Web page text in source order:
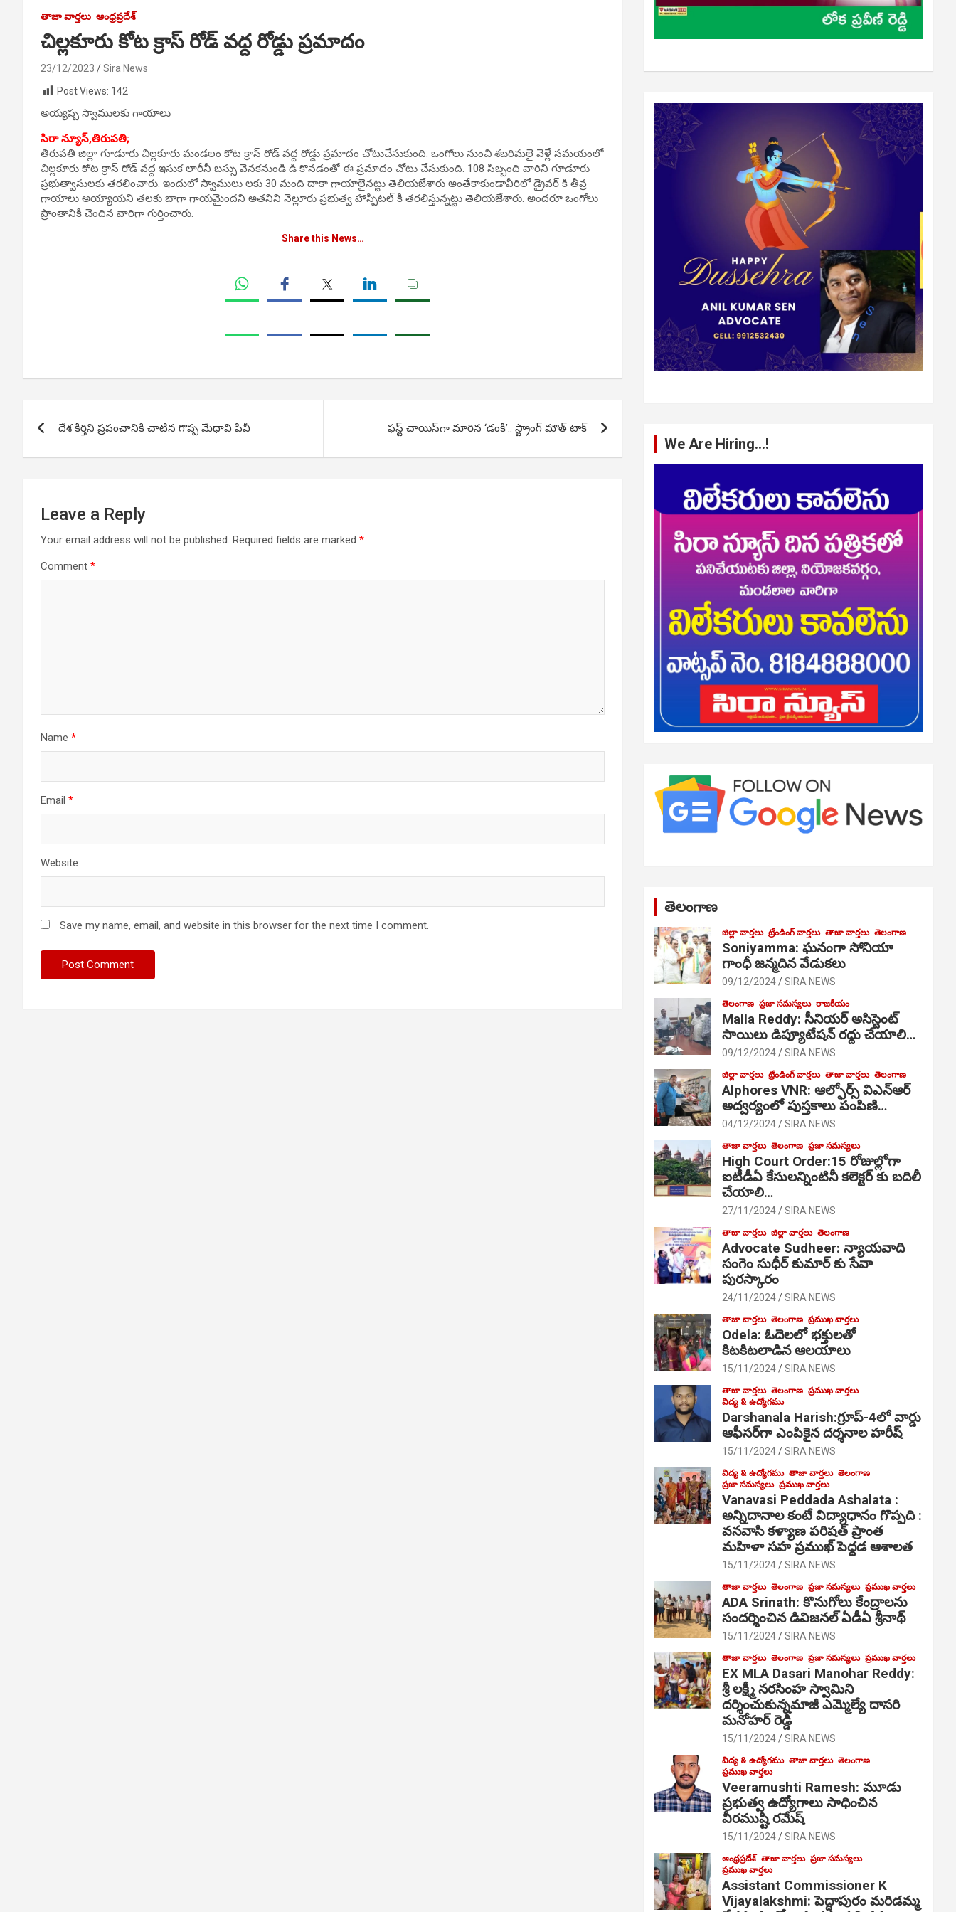
తాజా వార్తలు ఆంధ్రప్రదేశ్
చిల్లకూరు కోట క్రాస్ రోడ్ వద్ద రోడ్డు ప్రమాదం
23/12/2023
Sira News
Post Views: 142
అయ్యప్ప స్వాములకు గాయాలు
సిరా న్యూస్,తిరుపతి;
తిరుపతి జిల్లా గూడూరు చిల్లకూరు మండలం కోట క్రాస్ రోడ్ వద్ద రోడ్డు ప్రమాదం చోటుచేసుకుంది. ఒంగోలు నుంచి శబరిమలై వెళ్లే సమయంలో
చిల్లకూరు కోట క్రాస్ రోడ్ వద్ద ఇసుక లారీనీ బస్సు వెనకనుండి డి కొనడంతో ఈ ప్రమాదం చోటు చేసుకుంది. 108 సిబ్బంది వారిని గూడూరు
ప్రభుత్వాసులకు తరలించారు. ఇందులో స్వాములు లకు 30 మంది దాకా గాయాలైనట్టు తెలియజేశారు అంతేకాకుండావీరిలో డ్రైవర్ కి తీవ్ర
గాయాలు అయ్యాయని తలకు బాగా గాయమైందని అతనిని నెల్లూరు ప్రభుత్వ హాస్పిటల్ కి తరలిస్తున్నట్టు తెలియజేశారు. అందరూ ఒంగోలు
ప్రాంతానికి చెందిన వారిగా గుర్తించారు.
Share this News…
navigation
దేశ కీర్తిని ప్రపంచానికి చాటిన గొప్ప మేధావి పీవీ ఫస్ట్ చాయిస్‌గా మారిన ‘డంకీ’.. స్ట్రాంగ్ మౌత్ టాక్
Leave a Reply
Your email address will not be published. Required fields are marked *
Comment *
Name *
Email *
Website
Save my name, email, and website in this browser for the next time I comment.
We Are Hiring…!
తెలంగాణ
జిల్లా వార్తలు ట్రేండింగ్ వార్తలు తాజా వార్తలు తెలంగాణ
Soniyamma: ఘ‌నంగా సోనియా
గాంధీ జ‌న్మ‌దిన వేడుక‌లు
09/12/2024 SIRA NEWS
తెలంగాణ ప్రజా సమస్యలు రాజకీయం
Malla Reddy: సీనియర్ అసిస్టెంట్
సాయిలు డిప్యూటేషన్ రద్దు చేయాలి…
09/12/2024 SIRA NEWS
జిల్లా వార్తలు ట్రేండింగ్ వార్తలు తాజా వార్తలు తెలంగాణ
Alphores VNR: ఆల్ఫోర్స్ విఎన్ఆర్
అద్వర్యంలో పుస్తకాలు పంపిణి…
04/12/2024 SIRA NEWS
తాజా వార్తలు తెలంగాణ ప్రజా సమస్యలు
High Court Order:15 రోజుల్లోగా
ఐటీడీఏ కేసులన్నింటినీ కలెక్టర్ కు బదిలీ
చేయాలి…
27/11/2024 SIRA NEWS
తాజా వార్తలు జిల్లా వార్తలు తెలంగాణ
Advocate Sudheer: న్యాయవాది
సంగెం సుధీర్ కుమార్ కు సేవా
పురస్కారం
24/11/2024 SIRA NEWS
తాజా వార్తలు తెలంగాణ ప్రముఖ వార్తలు
Odela: ఓదెల‌లో భక్తులతో
కిటకిటలాడిన ఆల‌యాలు
15/11/2024 SIRA NEWS
తాజా వార్తలు తెలంగాణ ప్రముఖ వార్తలు
విద్య & ఉద్యోగము
Darshanala Harish:గ్రూప్-4లో వార్డు
ఆఫీసర్‌గా ఎంపికైన దర్శనాల హరీష్
15/11/2024 SIRA NEWS
విద్య & ఉద్యోగము తాజా వార్తలు తెలంగాణ
ప్రజా సమస్యలు ప్రముఖ వార్తలు
Vanavasi Peddada Ashalata :
అన్నిదానాల కంటే విద్యాధానం గొప్పది :
వనవాసి కళ్యాణ పరిషత్ ప్రాంత
మహిళా సహ ప్రముఖ్ పెద్దడ ఆశాలత
15/11/2024 SIRA NEWS
తాజా వార్తలు తెలంగాణ ప్రజా సమస్యలు ప్రముఖ వార్తలు
ADA Srinath: కొనుగోలు కేంద్రాల‌ను
సంద‌ర్శించిన డివిజనల్ ఏడీఏ శ్రీనాథ్
15/11/2024 SIRA NEWS
తాజా వార్తలు తెలంగాణ ప్రజా సమస్యలు ప్రముఖ వార్తలు
EX MLA Dasari Manohar Reddy:
శ్రీ లక్ష్మీ నరసింహ స్వామిని
దర్శించుకున్నమాజీ ఎమ్మెల్యే దాసరి
మనోహర్ రెడ్డి
15/11/2024 SIRA NEWS
విద్య & ఉద్యోగము తాజా వార్తలు తెలంగాణ
ప్రముఖ వార్తలు
Veeramushti Ramesh: మూడు
ప్రభుత్వ ఉద్యోగాలు సాధించిన
వీరముష్టి రమేష్
15/11/2024 SIRA NEWS
ఆంధ్రప్రదేశ్ తాజా వార్తలు ప్రజా సమస్యలు
ప్రముఖ వార్తలు
Assistant Commissioner K
Vijayalakshmi: పెద్దాపురం మరిడమ్మ